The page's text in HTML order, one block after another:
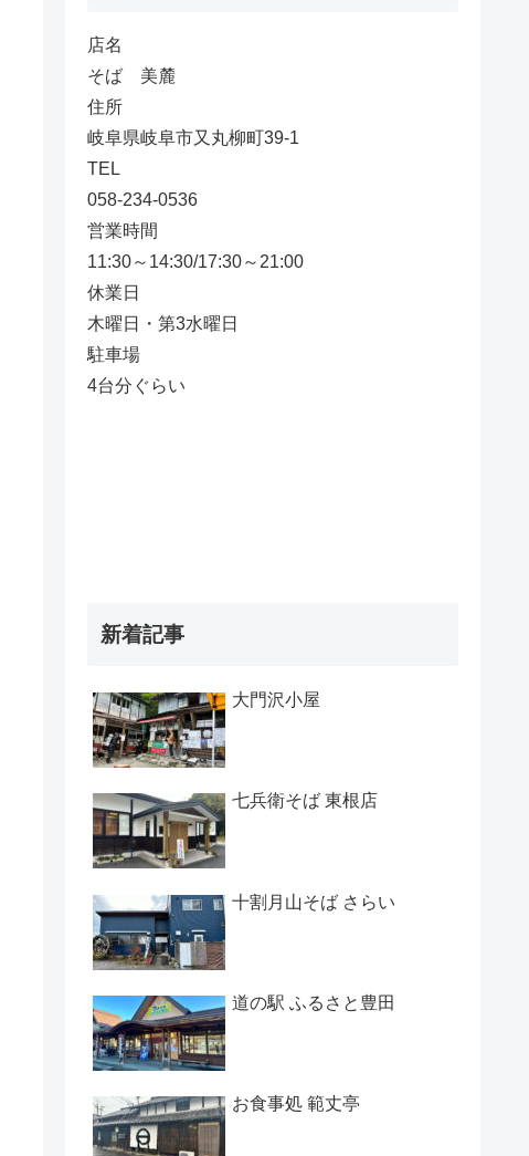
店名
そば 美麓
住所
岐阜県岐阜市又丸柳町39-1
TEL
058-234-0536
営業時間
11:30～14:30/17:30～21:00
休業日
木曜日・第3水曜日
駐車場
4台分ぐらい
新着記事
大門沢小屋
七兵衛そば 東根店
十割月山そば さらい
道の駅 ふるさと豊田
お食事処 範丈亭